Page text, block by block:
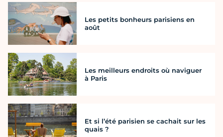
Les petits bonheurs parisiens en
août
Les meilleurs endroits où naviguer
à Paris
Et si l’été parisien se cachait sur les
quais ?